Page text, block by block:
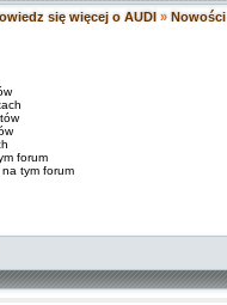
się więcej o AUDI » Nowości
forum
na tym forum